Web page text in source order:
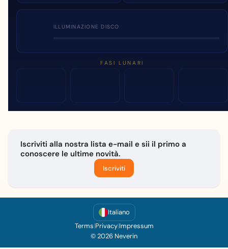
ILLUMINAZIONE DISCO
FASI LUNARI
Iscriviti alla nostra lista e-mail e sii il primo a
conoscere le ultime novità.
Iscriviti
Italiano
Terms|Privacy|Impressum
© 2026 Neverin